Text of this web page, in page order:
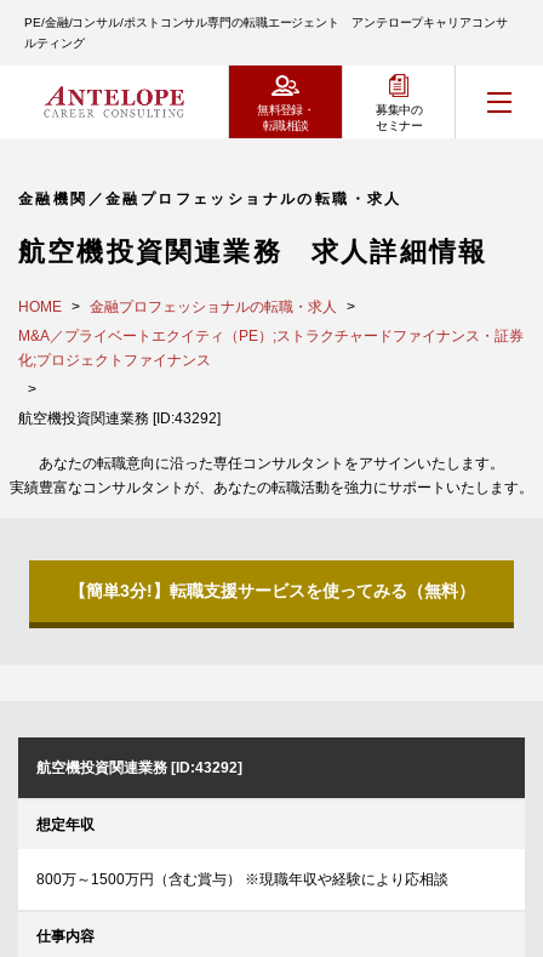
PE/金融/コンサル/ポストコンサル専門の転職エージェント アンテロープキャリアコンサ
ルティング
無料登録・
転職相談
募集中の
セミナー
金融機関／金融プロフェッショナルの転職・求人
航空機投資関連業務 求人詳細情報
HOME
金融プロフェッショナルの転職・求人
M&A／プライベートエクイティ（PE）;ストラクチャードファイナンス・証券
化;プロジェクトファイナンス
航空機投資関連業務 [ID:43292]
あなたの転職意向に沿った専任コンサルタントをアサインいたします。
実績豊富なコンサルタントが、あなたの転職活動を強力にサポートいたします。
【簡単3分!】転職支援サービスを使ってみる（無料）
航空機投資関連業務 [ID:43292]
想定年収
800万～1500万円（含む賞与） ※現職年収や経験により応相談
仕事内容